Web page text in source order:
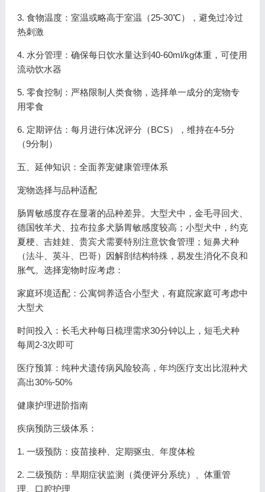
3. 食物温度：室温或略高于室温（25-30℃），避免过冷过
热刺激
4. 水分管理：确保每日饮水量达到40-60ml/kg体重，可使用
流动饮水器
5. 零食控制：严格限制人类食物，选择单一成分的宠物专
用零食
6. 定期评估：每月进行体况评分（BCS），维持在4-5分
（9分制）
五、延伸知识：全面养宠健康管理体系
宠物选择与品种适配
肠胃敏感度存在显著的品种差异。大型犬中，金毛寻回犬、
德国牧羊犬、拉布拉多犬肠胃敏感度较高；小型犬中，约克
夏梗、吉娃娃、贵宾犬需要特别注意饮食管理；短鼻犬种
（法斗、英斗、巴哥）因解剖结构特殊，易发生消化不良和
胀气。选择宠物时应考虑：
家庭环境适配：公寓饲养适合小型犬，有庭院家庭可考虑中
大型犬
时间投入：长毛犬种每日梳理需求30分钟以上，短毛犬种
每周2-3次即可
医疗预算：纯种犬遗传病风险较高，年均医疗支出比混种犬
高出30%-50%
健康护理进阶指南
疾病预防三级体系：
1. 一级预防：疫苗接种、定期驱虫、年度体检
2. 二级预防：早期症状监测（粪便评分系统）、体重管
理、口腔护理